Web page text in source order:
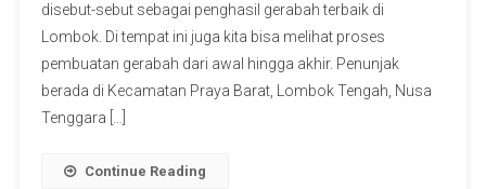
disebut-sebut sebagai penghasil gerabah terbaik di
Lombok. Di tempat ini juga kita bisa melihat proses
pembuatan gerabah dari awal hingga akhir. Penunjak
berada di Kecamatan Praya Barat, Lombok Tengah, Nusa
Tenggara […]
Continue Reading